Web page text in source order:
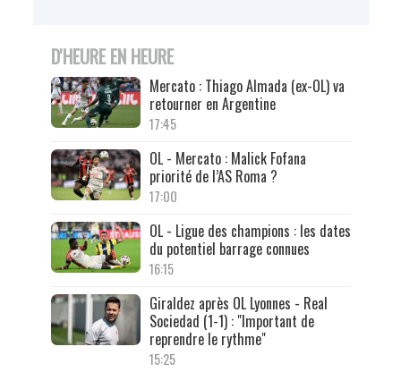
D'HEURE EN HEURE
Mercato : Thiago Almada (ex-OL) va
retourner en Argentine
17:45
OL - Mercato : Malick Fofana
priorité de l’AS Roma ?
17:00
OL - Ligue des champions : les dates
du potentiel barrage connues
16:15
Giraldez après OL Lyonnes - Real
Sociedad (1-1) : "Important de
reprendre le rythme"
15:25